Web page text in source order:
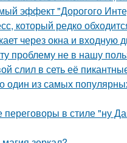
эффект "Дорогого
который редко
через окна и
проблему не в нашу
слил в сеть её
один из самых
в стиле "ну